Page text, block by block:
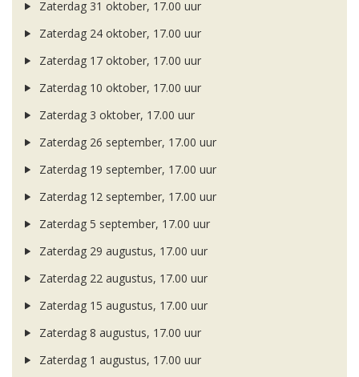
Zaterdag 31 oktober, 17.00 uur
Zaterdag 24 oktober, 17.00 uur
Zaterdag 17 oktober, 17.00 uur
Zaterdag 10 oktober, 17.00 uur
Zaterdag 3 oktober, 17.00 uur
Zaterdag 26 september, 17.00 uur
Zaterdag 19 september, 17.00 uur
Zaterdag 12 september, 17.00 uur
Zaterdag 5 september, 17.00 uur
Zaterdag 29 augustus, 17.00 uur
Zaterdag 22 augustus, 17.00 uur
Zaterdag 15 augustus, 17.00 uur
Zaterdag 8 augustus, 17.00 uur
Zaterdag 1 augustus, 17.00 uur